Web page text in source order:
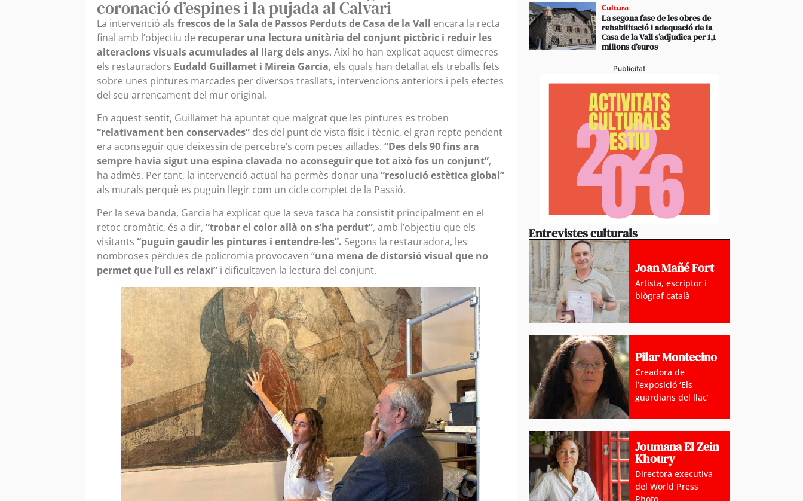
coronació d’espines i la pujada al Calvari
La intervenció als frescos de la Sala de Passos Perduts de Casa de la Vall encara la recta
final amb l’objectiu de recuperar una lectura unitària del conjunt pictòric i reduir les
alteracions visuals acumulades al llarg dels anys. Així ho han explicat aquest dimecres
els restauradors Eudald Guillamet i Mireia Garcia, els quals han detallat els treballs fets
sobre unes pintures marcades per diversos trasllats, intervencions anteriors i pels efectes
del seu arrencament del mur original.
En aquest sentit, Guillamet ha apuntat que malgrat que les pintures es troben
“relativament ben conservades” des del punt de vista físic i tècnic, el gran repte pendent
era aconseguir que deixessin de percebre’s com peces aïllades. “Des dels 90 fins ara
sempre havia sigut una espina clavada no aconseguir que tot això fos un conjunt”,
ha admès. Per tant, la intervenció actual ha permès donar una “resolució estètica global”
als murals perquè es puguin llegir com un cicle complet de la Passió.
Per la seva banda, Garcia ha explicat que la seva tasca ha consistit principalment en el
retoc cromàtic, és a dir, “trobar el color allà on s’ha perdut”, amb l’objectiu que els
visitants “puguin gaudir les pintures i entendre-les”. Segons la restauradora, les
nombroses pèrdues de policromia provocaven “una mena de distorsió visual que no
permet que l’ull es relaxi” i dificultaven la lectura del conjunt.
Cultura
La segona fase de les obres de
rehabilitació i adequació de la
Casa de la Vall s’adjudica per 1,1
milions d’euros
Publicitat
Entrevistes culturals
Joan Mañé Fort
Artista, escriptor i
biògraf català
Pilar Montecino
Creadora de
l’exposició ‘Els
guardians del llac’
Joumana El Zein
Khoury
Directora executiva
del World Press